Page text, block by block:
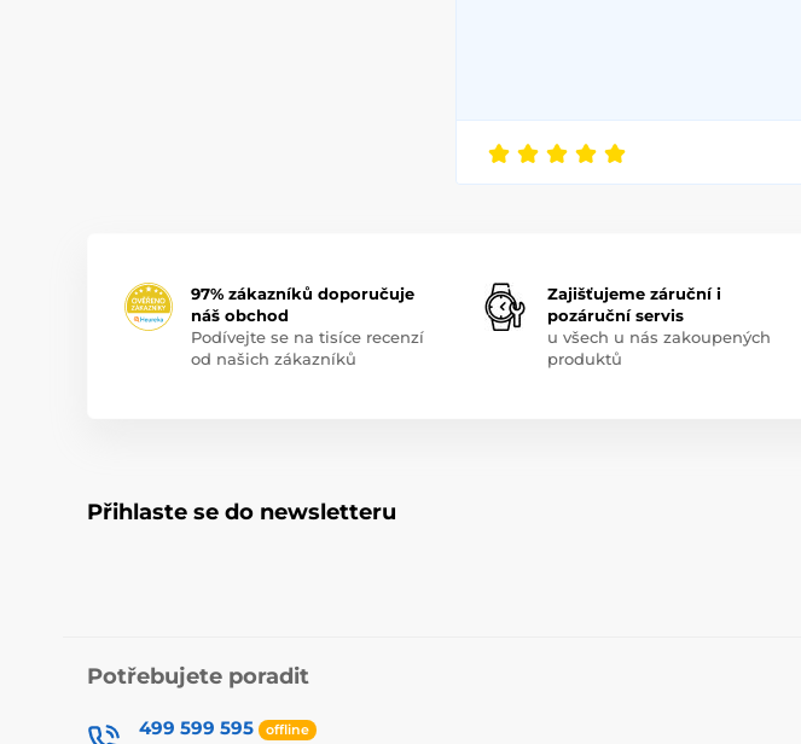
97% zákazníků doporučuje
náš obchod
Podívejte se na tisíce recenzí
od našich zákazníků
Zajišťujeme záruční i
pozáruční servis
u všech u nás zakoupených
produktů
Přihlaste se do newsletteru
Potřebujete poradit
499 599 595 offline